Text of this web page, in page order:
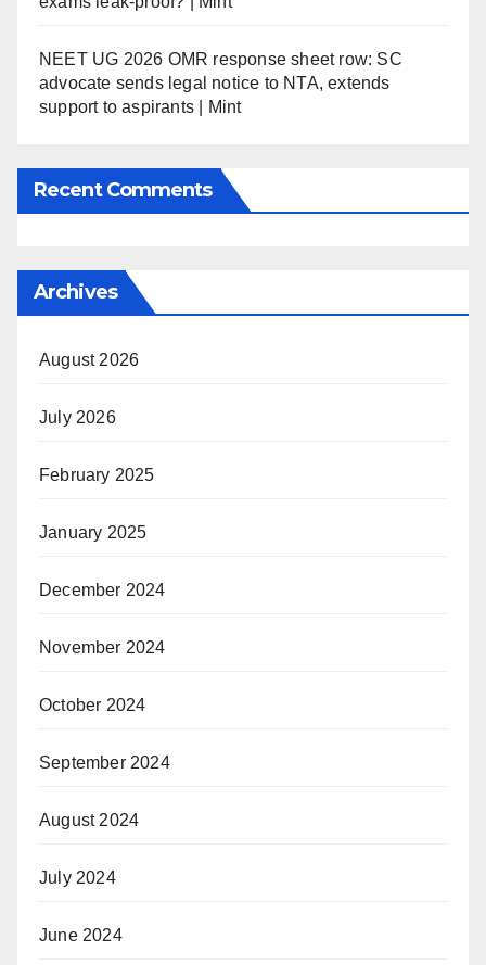
NEET UG 2026 OMR response sheet row: SC
advocate sends legal notice to NTA, extends
support to aspirants | Mint
Recent Comments
Archives
August 2026
July 2026
February 2025
January 2025
December 2024
November 2024
October 2024
September 2024
August 2024
July 2024
June 2024